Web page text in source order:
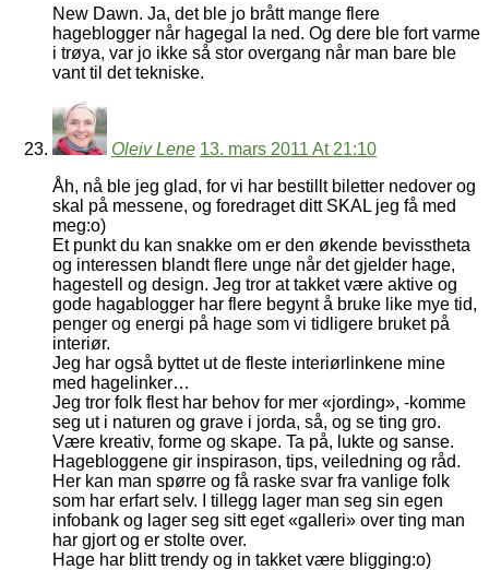
New Dawn. Ja, det ble jo brått mange flere
hageblogger når hagegal la ned. Og dere ble fort varme
i trøya, var jo ikke så stor overgang når man bare ble
vant til det tekniske.
Oleiv Lene 13. mars 2011 At 21:10
Åh, nå ble jeg glad, for vi har bestillt biletter nedover og
skal på messene, og foredraget ditt SKAL jeg få med
meg:o)
Et punkt du kan snakke om er den økende bevisstheta
og interessen blandt flere unge når det gjelder hage,
hagestell og design. Jeg tror at takket være aktive og
gode hagablogger har flere begynt å bruke like mye tid,
penger og energi på hage som vi tidligere bruket på
interiør.
Jeg har også byttet ut de fleste interiørlinkene mine
med hagelinker…
Jeg tror folk flest har behov for mer «jording», -komme
seg ut i naturen og grave i jorda, så, og se ting gro.
Være kreativ, forme og skape. Ta på, lukte og sanse.
Hagebloggene gir inspirason, tips, veiledning og råd.
Her kan man spørre og få raske svar fra vanlige folk
som har erfart selv. I tillegg lager man seg sin egen
infobank og lager seg sitt eget «galleri» over ting man
har gjort og er stolte over.
Hage har blitt trendy og in takket være bligging:o)